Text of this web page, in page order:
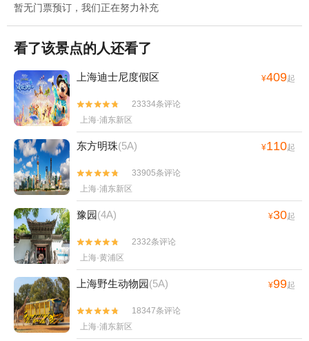
暂无门票预订，我们正在努力补充
看了该景点的人还看了
上海迪士尼度假区 ¥409起


23334条评论
上海·浦东新区
东方明珠(5A) ¥110起


33905条评论
上海·浦东新区
豫园(4A) ¥30起


2332条评论
上海·黄浦区
上海野生动物园(5A) ¥99起


18347条评论
上海·浦东新区